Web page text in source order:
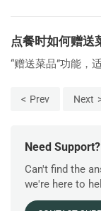
点餐时如何赠送
“赠送菜品”功能，
Prev Next
Need Support?
Can't find the
we're here to